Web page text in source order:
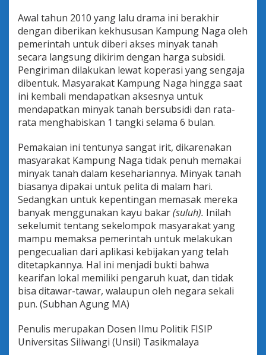
Awal tahun 2010 yang lalu drama ini berakhir
dengan diberikan kekhususan Kampung Naga oleh
pemerintah untuk diberi akses minyak tanah
secara langsung dikirim dengan harga subsidi.
Pengiriman dilakukan lewat koperasi yang sengaja
dibentuk. Masyarakat Kampung Naga hingga saat
ini kembali mendapatkan aksesnya untuk
mendapatkan minyak tanah bersubsidi dan rata-
rata menghabiskan 1 tangki selama 6 bulan.
Pemakaian ini tentunya sangat irit, dikarenakan
masyarakat Kampung Naga tidak penuh memakai
minyak tanah dalam kesehariannya. Minyak tanah
biasanya dipakai untuk pelita di malam hari.
Sedangkan untuk kepentingan memasak mereka
banyak menggunakan kayu bakar(suluh). Inilah
sekelumit tentang sekelompok masyarakat yang
mampu memaksa pemerintah untuk melakukan
pengecualian dari aplikasi kebijakan yang telah
ditetapkannya. Hal ini menjadi bukti bahwa
kearifan lokal memiliki pengaruh kuat, dan tidak
bisa ditawar-tawar, walaupun oleh negara sekali
pun. (Subhan Agung MA)
Penulis merupakan Dosen Ilmu Politik FISIP
Universitas Siliwangi (Unsil) Tasikmalaya